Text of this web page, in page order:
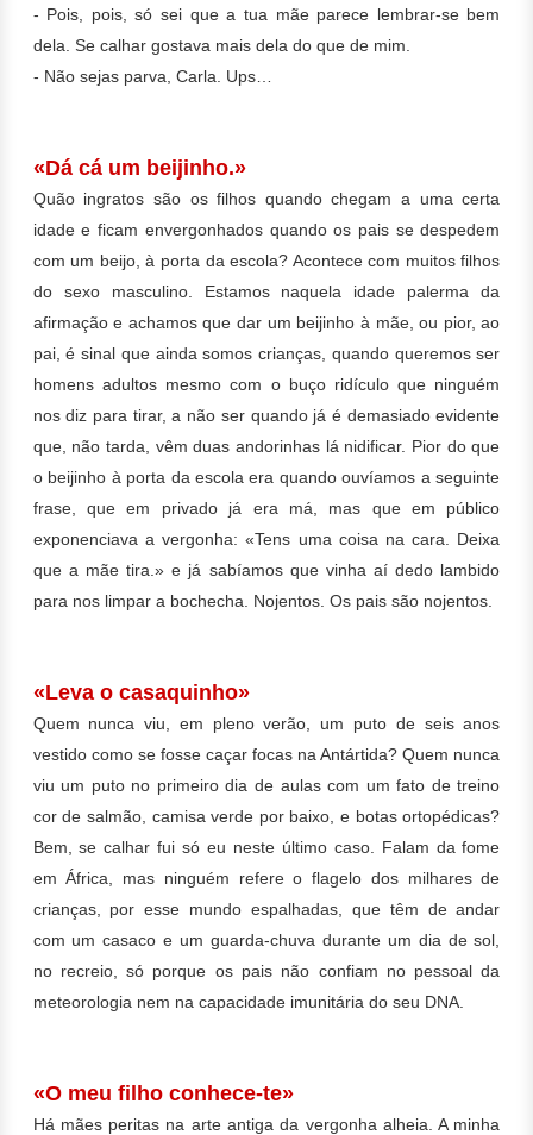
- Pois, pois, só sei que a tua mãe parece lembrar-se bem
dela. Se calhar gostava mais dela do que de mim.
- Não sejas parva, Carla. Ups…
«Dá cá um beijinho.»
Quão ingratos são os filhos quando chegam a uma certa
idade e ficam envergonhados quando os pais se despedem
com um beijo, à porta da escola? Acontece com muitos filhos
do sexo masculino. Estamos naquela idade palerma da
afirmação e achamos que dar um beijinho à mãe, ou pior, ao
pai, é sinal que ainda somos crianças, quando queremos ser
homens adultos mesmo com o buço ridículo que ninguém
nos diz para tirar, a não ser quando já é demasiado evidente
que, não tarda, vêm duas andorinhas lá nidificar. Pior do que
o beijinho à porta da escola era quando ouvíamos a seguinte
frase, que em privado já era má, mas que em público
exponenciava a vergonha: «Tens uma coisa na cara. Deixa
que a mãe tira.» e já sabíamos que vinha aí dedo lambido
para nos limpar a bochecha. Nojentos. Os pais são nojentos.
«Leva o casaquinho»
Quem nunca viu, em pleno verão, um puto de seis anos
vestido como se fosse caçar focas na Antártida? Quem nunca
viu um puto no primeiro dia de aulas com um fato de treino
cor de salmão, camisa verde por baixo, e botas ortopédicas?
Bem, se calhar fui só eu neste último caso. Falam da fome
em África, mas ninguém refere o flagelo dos milhares de
crianças, por esse mundo espalhadas, que têm de andar
com um casaco e um guarda-chuva durante um dia de sol,
no recreio, só porque os pais não confiam no pessoal da
meteorologia nem na capacidade imunitária do seu DNA.
«O meu filho conhece-te»
Há mães peritas na arte antiga da vergonha alheia. A minha